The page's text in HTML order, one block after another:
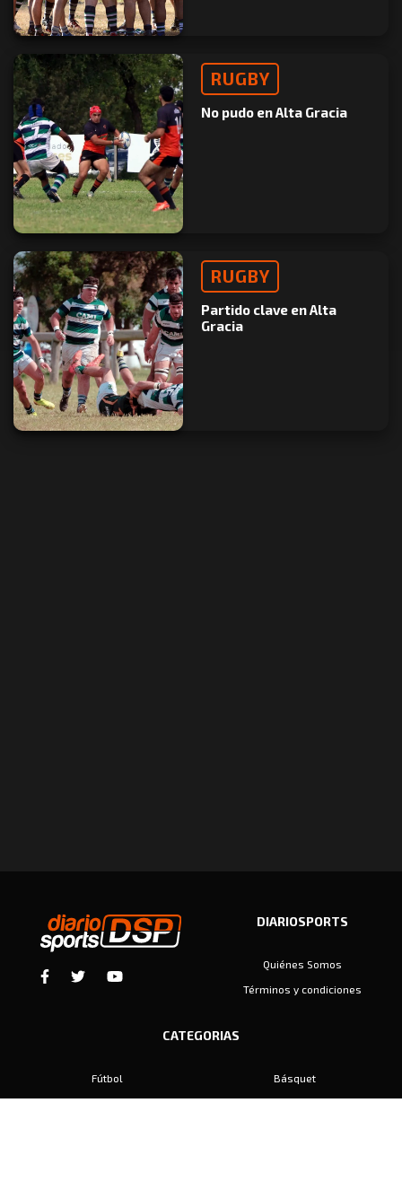
RUGBY
No pudo en Alta Gracia
RUGBY
Partido clave en Alta
Gracia
DIARIOSPORTS
Quiénes Somos
Términos y condiciones
CATEGORIAS
Fútbol
Básquet